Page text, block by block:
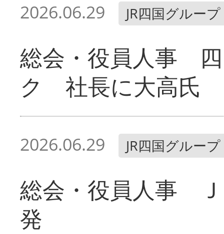
2026.06.29 JR四国グループ
総会・役員人事
ク 社長に大高氏
2026.06.29 JR四国グループ
総会・役員人事
発